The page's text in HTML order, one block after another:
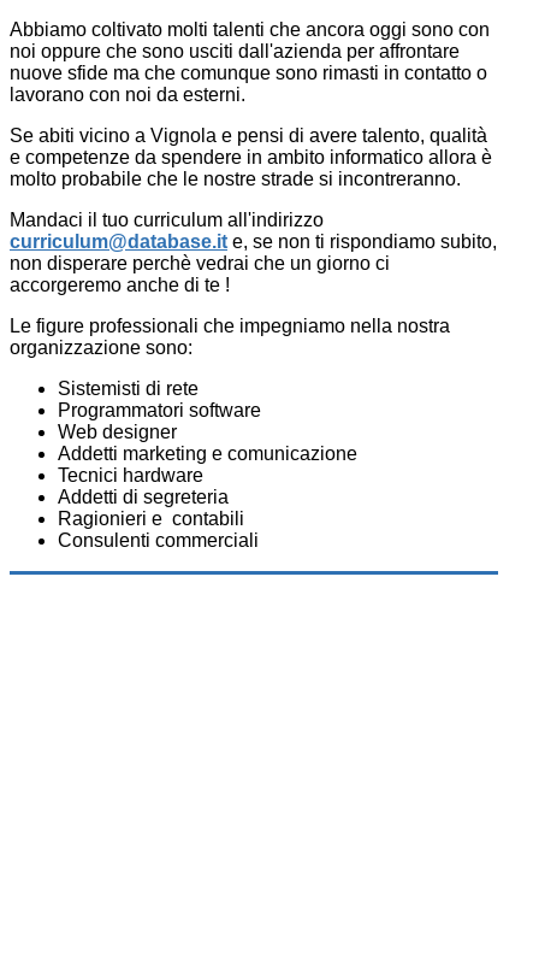
Abbiamo coltivato molti talenti che ancora oggi sono con
noi oppure che sono usciti dall'azienda per affrontare
nuove sfide ma che comunque sono rimasti in contatto o
lavorano con noi da esterni.
Se abiti vicino a Vignola e pensi di avere talento, qualità
e competenze da spendere in ambito informatico allora è
molto probabile che le nostre strade si incontreranno.
Mandaci il tuo curriculum all'indirizzo
curriculum@database.it e, se non ti rispondiamo subito,
non disperare perchè vedrai che un giorno ci
accorgeremo anche di te !
Le figure professionali che impegniamo nella nostra
organizzazione sono:
Sistemisti di rete
Programmatori software
Web designer
Addetti marketing e comunicazione
Tecnici hardware
Addetti di segreteria
Ragionieri e contabili
Consulenti commerciali